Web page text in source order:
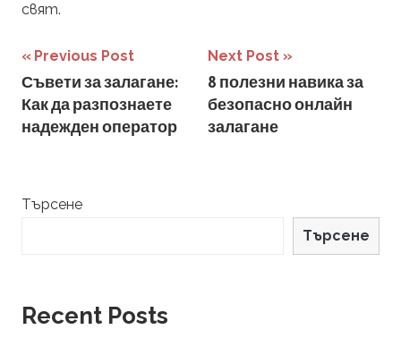
свят.
Навигация
Previous Post
Съвети за залагане:
Как да разпознаете
надежден оператор
Next Post
8 полезни навика за
безопасно онлайн
залагане
Търсене
Търсене
Recent Posts